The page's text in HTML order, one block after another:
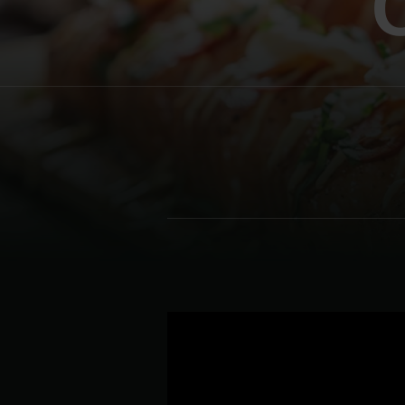
Denmark | Danmark
Estonia | Eesti
Greece | Ελλάδα